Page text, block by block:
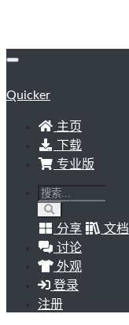
Quicker
主页
下载
专业版
分享
文档
讨论
外观
登录
注册